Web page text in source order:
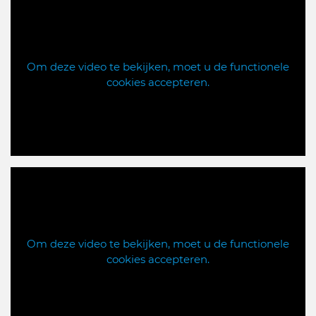
Om deze video te bekijken, moet u de functionele
cookies accepteren.
Om deze video te bekijken, moet u de functionele
cookies accepteren.